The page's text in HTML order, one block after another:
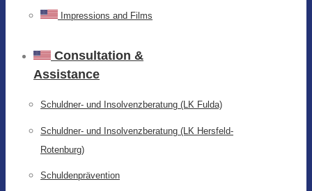
Impressions and Films
Consultation &
Assistance
Schuldner- und Insolvenzberatung (LK Fulda)
Schuldner- und Insolvenzberatung (LK Hersfeld-
Rotenburg)
Schuldenprävention